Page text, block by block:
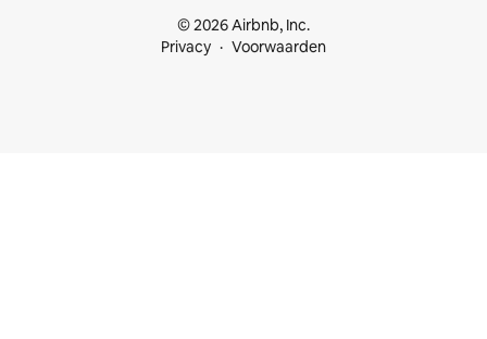
© 2026 Airbnb, Inc.
Privacy
Voorwaarden